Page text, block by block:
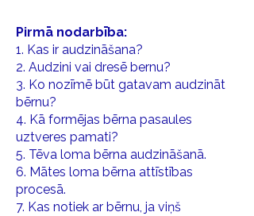
Pirmā nodarbība:
1. Kas ir audzināšana?
2. Audzini vai dresē bernu?
3. Ko nozīmē būt gatavam audzināt
bērnu?
4. Kā formējas bērna pasaules
uztveres pamati?
5. Tēva loma bērna audzināšanā.
6. Mātes loma bērna attīstības
procesā.
7. Kas notiek ar bērnu, ja viņš